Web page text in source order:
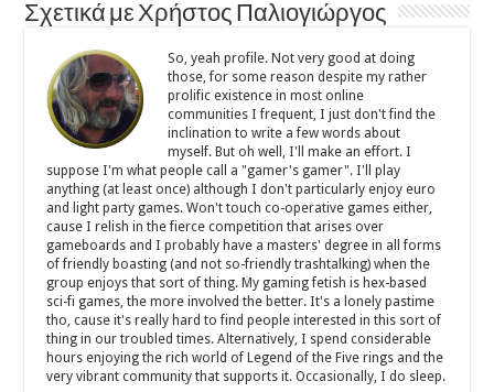
Σχετικά με Χρήστος Παλιογιώργος
So, yeah profile. Not very good at doing
those, for some reason despite my rather
prolific existence in most online
communities I frequent, I just don't find the
inclination to write a few words about
myself. But oh well, I'll make an effort. I
suppose I'm what people call a "gamer's gamer". I'll play
anything (at least once) although I don't particularly enjoy euro
and light party games. Won't touch co-operative games either,
cause I relish in the fierce competition that arises over
gameboards and I probably have a masters' degree in all forms
of friendly boasting (and not so-friendly trashtalking) when the
group enjoys that sort of thing. My gaming fetish is hex-based
sci-fi games, the more involved the better. It's a lonely pastime
tho, cause it's really hard to find people interested in this sort of
thing in our troubled times. Alternatively, I spend considerable
hours enjoying the rich world of Legend of the Five rings and the
very vibrant community that supports it. Occasionally, I do sleep.